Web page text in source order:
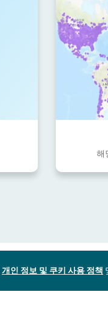
해
개인 정보 및 쿠키 사용 정책